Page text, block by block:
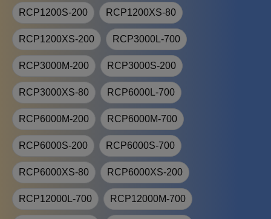
RCP1200S-200 RCP1200XS-80
RCP1200XS-200 RCP3000L-700
RCP3000M-200 RCP3000S-200
RCP3000XS-80 RCP6000L-700
RCP6000M-200 RCP6000M-700
RCP6000S-200 RCP6000S-700
RCP6000XS-80 RCP6000XS-200
RCP12000L-700 RCP12000M-700